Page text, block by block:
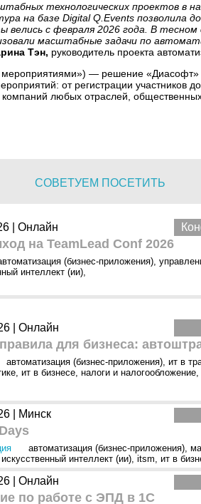
технологических проектов в
на базе Digital Q.Events позволила
велись с февраля 2026 года. В
масштабные задачи по
Тэн, руководитель проекта
— решение «Диасофт»
от регистрации участников
любых отраслей, общественных
СОВЕТУЕМ ПОСЕТИТЬ
| Онлайн
на TeamLead Conf 2026
(бизнес-приложения),
интеллект (ии),
| Онлайн
для бизнеса:
автоматизация (бизнес-приложения), ит в
, ит в бизнесе, налоги и налогообложение,
| Минск
автоматизация (бизнес-приложения),
искусственный интеллект (ии), itsm, ит в
| Онлайн
по работе с ЭПД в 1С